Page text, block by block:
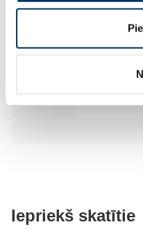
Iepriekš skatītie